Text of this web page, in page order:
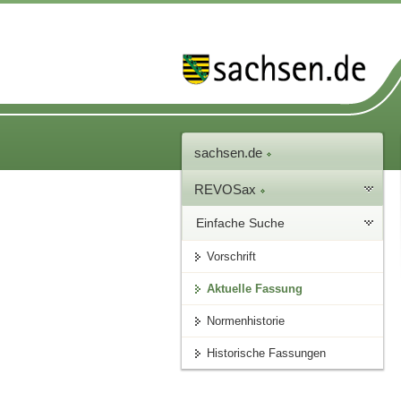
sachsen.de
REVOSax
Einfache Suche
Vorschrift
Aktuelle Fassung
Normenhistorie
Historische Fassungen